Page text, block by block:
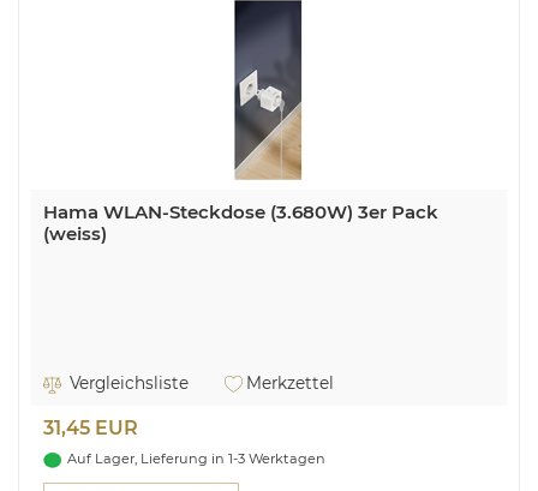
Hama WLAN-Steckdose (3.680W) 3er Pack
(weiss)
Vergleichsliste Merkzettel
31,45 EUR
Auf Lager, Lieferung in 1-3 Werktagen